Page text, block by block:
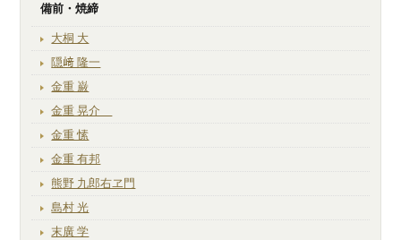
備前・焼締
大桐 大
隠﨑 隆一
金重 巌
金重 晃介
金重 愫
金重 有邦
熊野 九郎右ヱ門
島村 光
末廣 学